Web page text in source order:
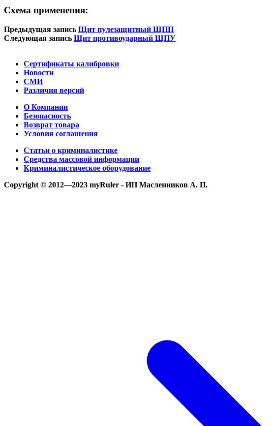
Схема применения:
Предыдущая запись Щит пулезащитный ЩПП
Следующая запись Щит противоударный ЩПУ
Сертификаты калибровки
Новости
СМИ
Различия версий
О Компании
Безопасность
Возврат товара
Условия соглашения
Статьи о криминалистике
Средства массовой информации
Криминалистическое оборудование
Copyright © 2012—2023 myRuler - ИП Масленников А. П.